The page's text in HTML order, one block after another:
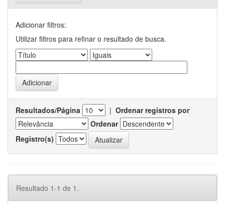
Adicionar filtros:
Utilizar filtros para refinar o resultado de busca.
Resultados/Página | Ordenar registros por
Ordenar
Registro(s)
Resultado 1-1 de 1.